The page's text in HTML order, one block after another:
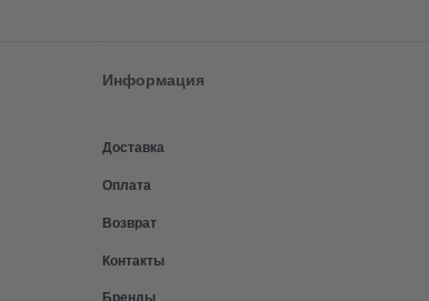
Информация
Доставка
Оплата
Возврат
Контакты
Бренды